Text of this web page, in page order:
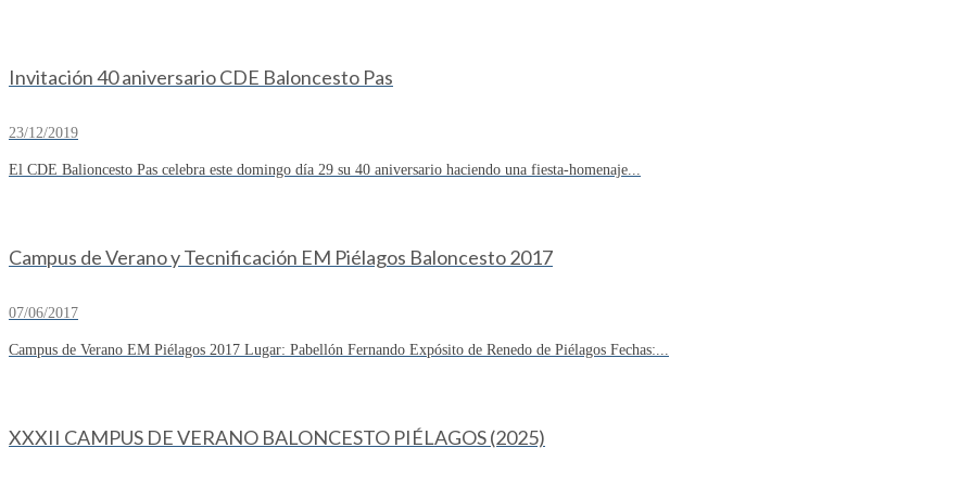
Invitación 40 aniversario CDE Baloncesto Pas
23/12/2019
El CDE Balioncesto Pas celebra este domingo día 29 su 40 aniversario haciendo una fiesta-homenaje...
Campus de Verano y Tecnificación EM Piélagos Baloncesto 2017
07/06/2017
Campus de Verano EM Piélagos 2017 Lugar: Pabellón Fernando Expósito de Renedo de Piélagos Fechas:...
XXXII CAMPUS DE VERANO BALONCESTO PIÉLAGOS (2025)